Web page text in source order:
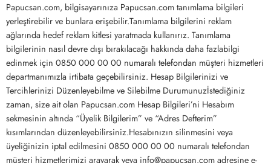
Papucsan.com, bilgisayarınıza Papucsan.com tanımlama bilgileri
yerleştirebilir ve bunlara erişebilir.Tanımlama bilgilerini reklam
ağlarında hedef reklam kitlesi yaratmada kullanırız. Tanımlama
bilgilerinin nasıl devre dışı bırakılacağı hakkında daha fazlabilgi
edinmek için 0850 000 00 00 numaralı telefondan müşteri hizmetleri
departmanımızla irtibata geçebilirsiniz. Hesap Bilgilerinizi ve
Tercihlerinizi Düzenleyebilme ve Silebilme Durumunuzİstediğiniz
zaman, size ait olan Papucsan.com Hesap Bilgileri’ni Hesabım
sekmesinin altında “Üyelik Bilgilerim” ve “Adres Defterim”
kısımlarından düzenleyebilirsiniz.Hesabınızın silinmesini veya
üyeliğinizin iptal edilmesini 0850 000 00 00 numaralı telefondan
müşteri hizmetlerimizi arayarak veya info@papucsan.com adresine e-